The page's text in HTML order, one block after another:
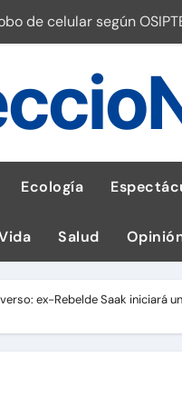
de celular según
¡Descarga la app de
inspirado en la fuerza de
1,600 equipos
por ignorar distancias
de GEI en sus
Ecología
Salud
ex-Rebelde Saak iniciará